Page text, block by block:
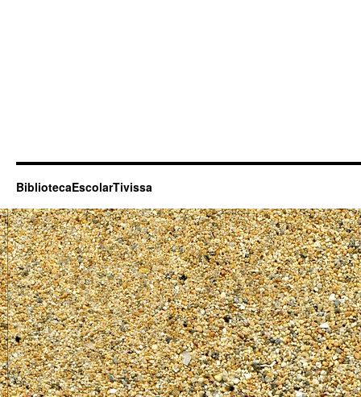
BibliotecaEscolarTivissa